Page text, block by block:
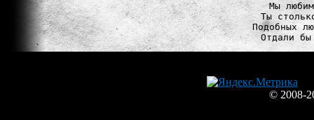
Мы
Ты
Подобных
© 2008-